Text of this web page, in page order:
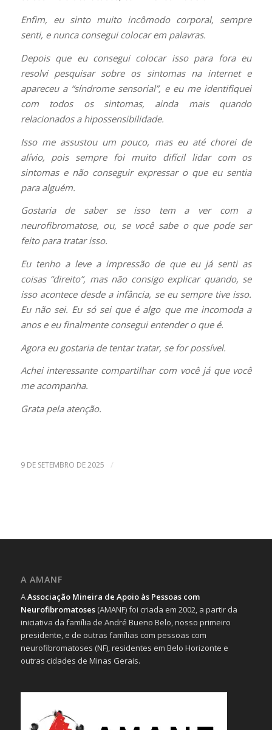
Enfim, eu sinto muito incômodo corporal, sempre
senti, e nunca consegui colocar em palavras.
Depois que eu consegui colocar isso para fora eu
resolvi pesquisar sobre os sintomas na internet e
apareceu a “síndrome sensorial”, e eu me identifiquei
com todos os sintomas, ainda mais quando
relacionados a hipossensibilidade.
Isso me assustou um pouco, mas eu até chorei de
alívio, pois sempre foi muito difícil lidar com os
sintomas e não conseguir expressar o que eu sentia
para alguém.
Gostaria de saber se isso tem a ver com a
neurofibromatose, ou, se você sabe o que pode ser
feito para tratar isso.
Eu tenho a leve a impressão de que eu já senti as
coisas “direito”, mas não consigo explicar quando, se
isso acontece desde a infância, se eu sempre tive isso.
Eu não sei. Eu só sei que é algo que me incomoda a
anos e eu finalmente consegui entender o que é.
Agora eu gostaria de tentar tratar, se for possível.
Achei interessante compartilhar com você já que você
me acompanha.
Grata pela atenção.
9 DE SETEMBRO DE 2025 /
A AMANF
AAssociação Mineira de Apoio às Pessoas com
Neurofibromatoses(AMANF) foi criada em 2002, a partir da
iniciativa da família de André Bueno Belo, nosso primeiro
presidente, e de outras famílias com pessoas com
neurofibromatoses (NF), residentes em Belo Horizonte e
outras cidades de Minas Gerais.